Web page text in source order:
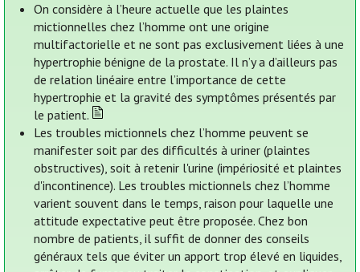
On considère à l’heure actuelle que les plaintes
mictionnelles chez l’homme ont une origine
multifactorielle et ne sont pas exclusivement liées à une
hypertrophie bénigne de la prostate. Il n’y a d’ailleurs pas
de relation linéaire entre l’importance de cette
hypertrophie et la gravité des symptômes présentés par
le patient.
Les troubles mictionnels chez l’homme peuvent se
manifester soit par des difficultés à uriner (plaintes
obstructives), soit à retenir l'urine (impériosité et plaintes
d'incontinence). Les troubles mictionnels chez l’homme
varient souvent dans le temps, raison pour laquelle une
attitude expectative peut être proposée. Chez bon
nombre de patients, il suffit de donner des conseils
généraux tels que éviter un apport trop élevé en liquides,